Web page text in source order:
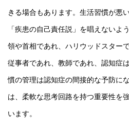
きる場合もあります。生活習慣が悪
「疾患の自己責任説」を唱えないよ
領や首相であれ、ハリウッドスター
従事者であれ、教師であれ、認知症
慣の管理は認知症の間接的な予防に
は、柔軟な思考回路を持つ重要性を
います。